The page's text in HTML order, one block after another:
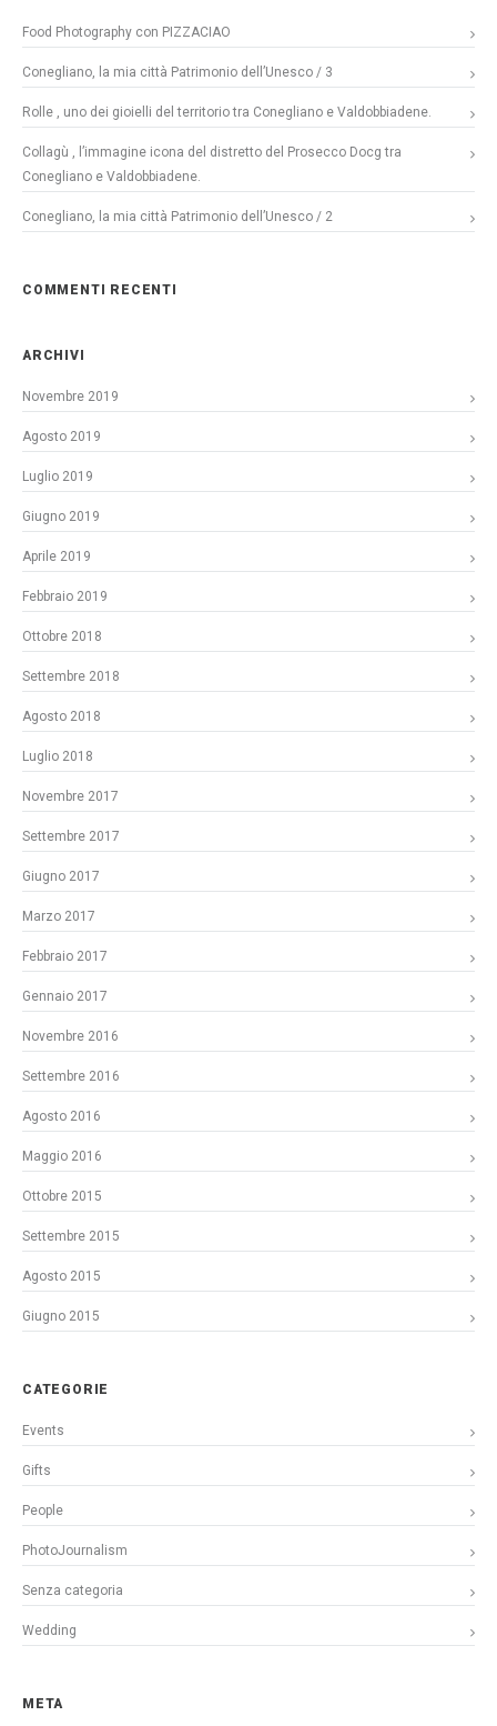
Food Photography con PIZZACIAO
Conegliano, la mia città Patrimonio dell’Unesco / 3
Rolle , uno dei gioielli del territorio tra Conegliano e Valdobbiadene.
Collagù , l’immagine icona del distretto del Prosecco Docg tra
Conegliano e Valdobbiadene.
Conegliano, la mia città Patrimonio dell’Unesco / 2
COMMENTI RECENTI
ARCHIVI
Novembre 2019
Agosto 2019
Luglio 2019
Giugno 2019
Aprile 2019
Febbraio 2019
Ottobre 2018
Settembre 2018
Agosto 2018
Luglio 2018
Novembre 2017
Settembre 2017
Giugno 2017
Marzo 2017
Febbraio 2017
Gennaio 2017
Novembre 2016
Settembre 2016
Agosto 2016
Maggio 2016
Ottobre 2015
Settembre 2015
Agosto 2015
Giugno 2015
CATEGORIE
Events
Gifts
People
PhotoJournalism
Senza categoria
Wedding
META